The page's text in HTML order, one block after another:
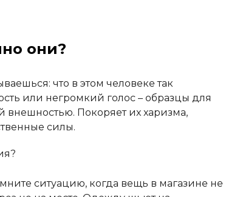
они?
что в этом человеке так
или негромкий голос – образцы для
внешностью. Покоряет их харизма,
силы.
ситуацию, когда вещь в магазине не